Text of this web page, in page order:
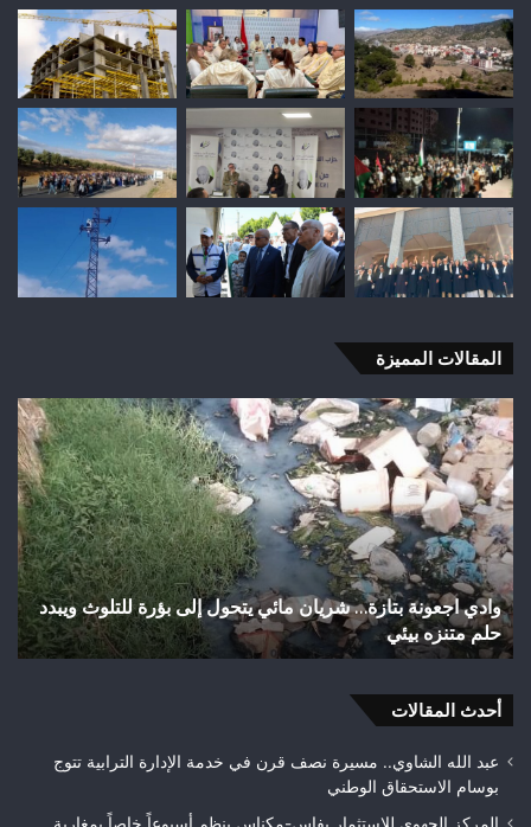
المقالات المميزة
إلى بؤرة للتلوث ويبدد
اختلالات
تثير
استياء
الساكنة
بعد
تهيئة
شوارع
وأزقة
بمدينة
تازة..
مطالب
قبل
اختلالات تثير استياء الساكنة بعد
تازة.. مطالب بمراقبة جودة الأشغال
أحدث المقالات
عبد الله الشاوي.. مسيرة نصف قرن في خدمة الإدارة الترابية تتوج
بوسام الاستحقاق الوطني
المركز الجهوي للاستثمار بفاس-مكناس ينظم أسبوعاً خاصاً بمغاربة